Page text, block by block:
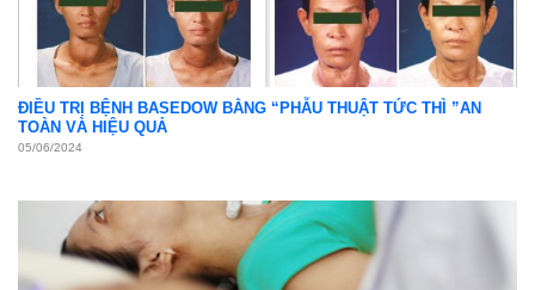
ĐIỀU TRỊ BỆNH BASEDOW BẰNG “PHẪU THUẬT TỨC THÌ ”AN
TOÀN VÀ HIỆU QUẢ
05/06/2024